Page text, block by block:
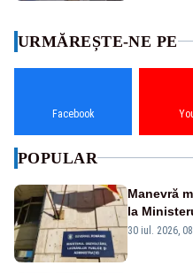
URMĂREȘTE-NE PE
Facebook
POPULAR
Manevră
la
ies în
30 iul. 2026,